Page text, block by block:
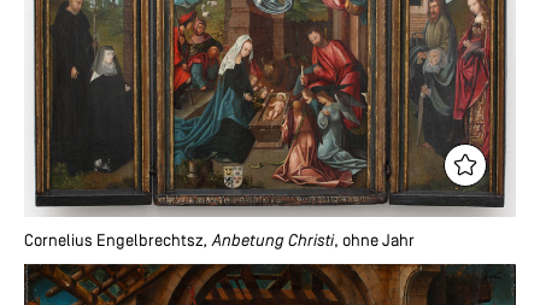
Cornelius Engelbrechtsz, Anbetung Christi, ohne Jahr